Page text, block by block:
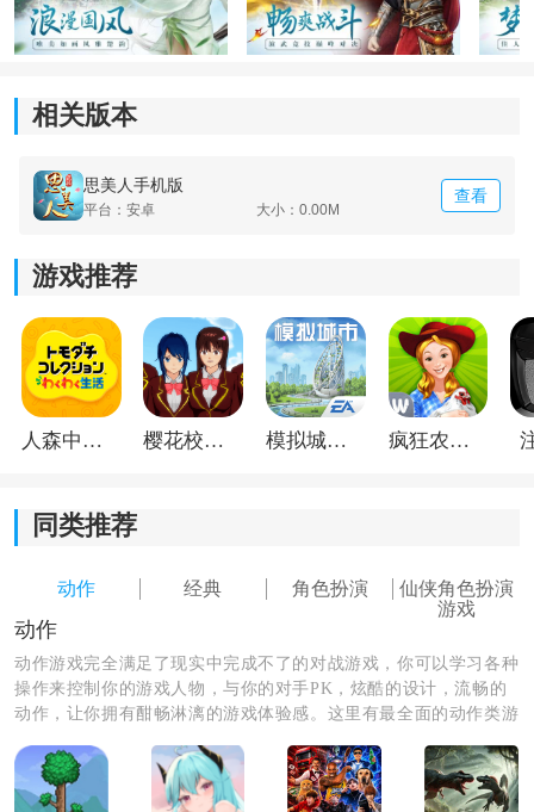
《思美人》游戏亮点：
1.浪漫国风的风格，经典情节再现；
动作打击感很棒，流畅的体验；
3.精英们聚集在一起竞争。
思美人这款手机游戏趣味性十足，多样的游戏玩法让玩
家们应接不暇，这里有很多志同道合的朋友们可以和你
相关版本
思美人手机版
平台：安卓 大小：0.00M
查看
游戏推荐
人森中文版 樱花校园模拟器1.048.00中文版 模拟城市我是巿长联机版 疯狂农场3美国派19
同类推荐
动作 经典 角色扮演
仙侠角色扮演
游戏
动作
动作游戏完全满足了现实中完成不了的对战游戏，你可以学习各种
操作来控制你的游戏人物，与你的对手PK，炫酷的设计，流畅的
动作，让你拥有酣畅淋漓的游戏体验感。这里有最全面的动作类游